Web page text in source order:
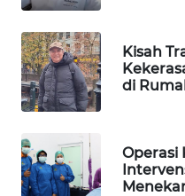
Kisah
di
Operasi
JAKARTA
NEWS
KRT
NEWS
KARING
NEWS